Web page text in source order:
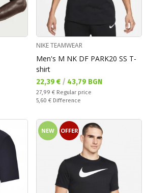
NIKE TEAMWEAR
Men's M NK DF PARK20 SS T-
shirt
Текуща цена:
22,39 € / 43,79 BGN
Regular price:
27,99 € Regular price
Спестявате:
5,60 € Difference
NEW OFFER